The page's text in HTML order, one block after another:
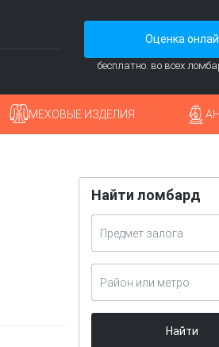
Оценка
бесплатно. во всех
МЕХОВЫЕ ИЗДЕЛИЯ
Найти ломбард
Предмет залога
Район или метро
Найти